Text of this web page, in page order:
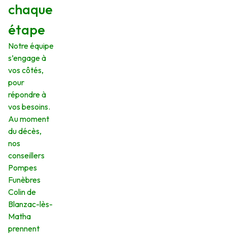
chaque
étape
Notre équipe
s’engage à
vos côtés,
pour
répondre à
vos besoins.
Au moment
du décès,
nos
conseillers
Pompes
Funèbres
Colin de
Blanzac-lès-
Matha
prennent